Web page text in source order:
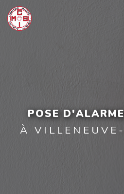
POSE
À
Panneau de gestion des cookies